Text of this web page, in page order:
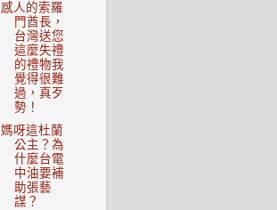
感人的索羅
門酋長，
台灣送您
這麼失禮
的禮物我
覺得很難
過，真歹
勢！
媽呀這杜蘭
公主？為
什麼台電
中油要補
助張藝
謀？